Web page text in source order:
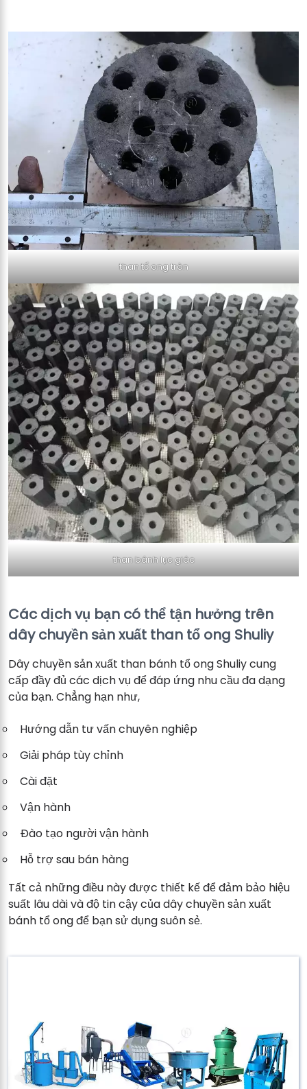
than tổ ong tròn
than bánh lục giác
Các dịch vụ bạn có thể tận hưởng trên
dây chuyền sản xuất than tổ ong Shuliy
Dây chuyền sản xuất than bánh tổ ong Shuliy cung
cấp đầy đủ các dịch vụ để đáp ứng nhu cầu đa dạng
của bạn. Chẳng hạn như,
Hướng dẫn tư vấn chuyên nghiệp
Giải pháp tùy chỉnh
Cài đặt
Vận hành
Đào tạo người vận hành
Hỗ trợ sau bán hàng
Tất cả những điều này được thiết kế để đảm bảo hiệu
suất lâu dài và độ tin cậy của dây chuyền sản xuất
bánh tổ ong để bạn sử dụng suôn sẻ.